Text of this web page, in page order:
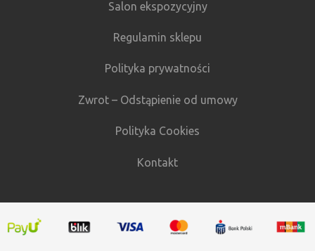
Salon ekspozycyjny
Regulamin sklepu
Polityka prywatności
Zwrot – Odstąpienie od umowy
Polityka Cookies
Kontakt